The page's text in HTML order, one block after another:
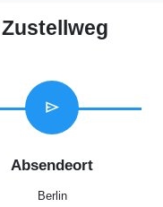
send
Absendeort
Berlin